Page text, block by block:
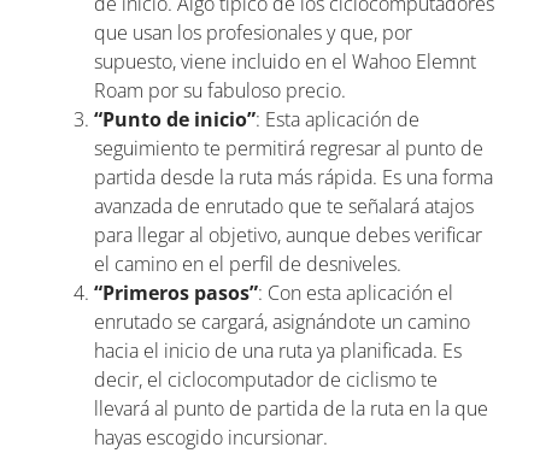
que usan los profesionales y que, por
supuesto, viene incluido en el Wahoo Elemnt
Roam por su fabuloso precio.
“Punto de inicio”: Esta aplicación de
seguimiento te permitirá regresar al punto de
partida desde la ruta más rápida. Es una forma
avanzada de enrutado que te señalará atajos
para llegar al objetivo, aunque debes verificar
el camino en el perfil de desniveles.
“Primeros pasos”: Con esta aplicación el
enrutado se cargará, asignándote un camino
hacia el inicio de una ruta ya planificada. Es
decir, el ciclocomputador de ciclismo te
llevará al punto de partida de la ruta en la que
hayas escogido incursionar.